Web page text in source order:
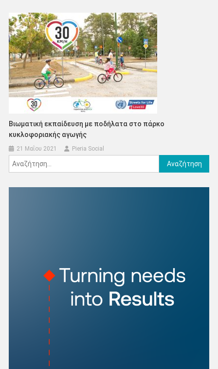
Βιωματική εκπαίδευση με ποδήλατα στο πάρκο
κυκλοφοριακής αγωγής
21 Μαΐου 2021 Pieria Social
Αναζήτηση
για: